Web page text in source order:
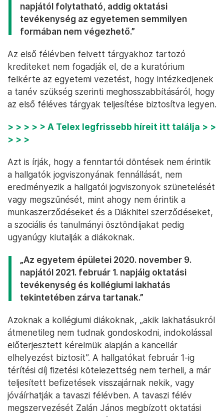
napjától folytatható, addig oktatási
tevékenység az egyetemen semmilyen
formában nem végezhető.”
Az első félévben felvett tárgyakhoz tartozó
krediteket nem fogadják el, de a kuratórium
felkérte az egyetemi vezetést, hogy intézkedjenek
a tanév szükség szerinti meghosszabbításáról, hogy
az első féléves tárgyak teljesítése biztosítva legyen.
> > > > > A Telex legfrissebb híreit itt találja > >
> > >
Azt is írják, hogy a fenntartói döntések nem érintik
a hallgatók jogviszonyának fennállását, nem
eredményezik a hallgatói jogviszonyok szünetelését
vagy megszűnését, mint ahogy nem érintik a
munkaszerződéseket és a Diákhitel szerződéseket,
a szociális és tanulmányi ösztöndíjakat pedig
ugyanúgy kiutalják a diákoknak.
„Az egyetem épületei 2020. november 9.
napjától 2021. február 1. napjáig oktatási
tevékenység és kollégiumi lakhatás
tekintetében zárva tartanak.”
Azoknak a kollégiumi diákoknak, „akik lakhatásukról
átmenetileg nem tudnak gondoskodni, indokolással
előterjesztett kérelmük alapján a kancellár
elhelyezést biztosít”. A hallgatókat február 1-ig
térítési díj fizetési kötelezettség nem terheli, a már
teljesített befizetések visszajárnak nekik, vagy
jóváírhatják a tavaszi félévben. A tavaszi félév
megszervezését Zalán János megbízott oktatási